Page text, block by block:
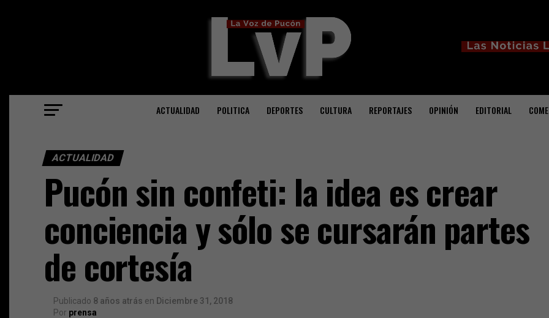
ACTUALIDAD POLITICA DEPORTES CULTURA REPORTAJES OPINIÓN EDITORIAL
ACTUALIDAD
Pucón sin confeti: la idea es crear
conciencia y sólo se cursarán partes
de cortesía
Publicado 8 años atrás en Diciembre 31, 2018
Por prensa